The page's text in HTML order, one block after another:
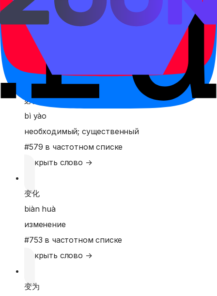
比赛
bǐ sài
соревнование; матч
432
Открыть слово →
必要
bì yào
необходимый; существенный
#579 в частотном списке
Открыть слово →
变化
biàn huà
изменение
#753 в частотном списке
Открыть слово →
变为